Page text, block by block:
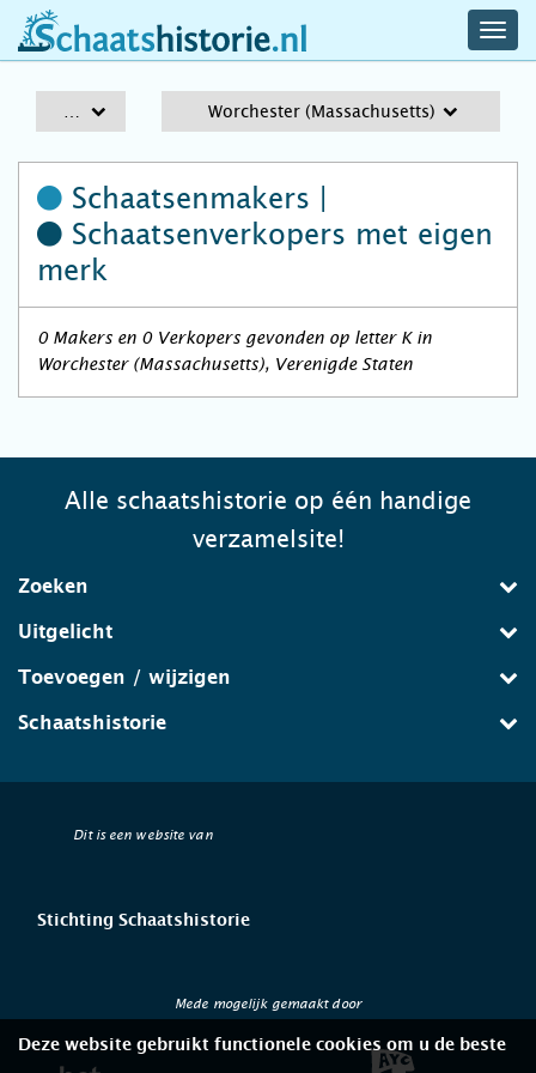
schaatshistorie.nl
Worchester (Massachusetts)
Schaatsenmakers |
Schaatsenverkopers met eigen
merk
0 Makers en 0 Verkopers gevonden op letter K in
Worchester (Massachusetts), Verenigde Staten
Alle schaatshistorie op één handige
verzamelsite!
Zoeken
Uitgelicht
Toevoegen / wijzigen
Schaatshistorie
Dit is een website van
Stichting Schaatshistorie
Mede mogelijk gemaakt door
Deze website gebruikt functionele cookies om u de beste